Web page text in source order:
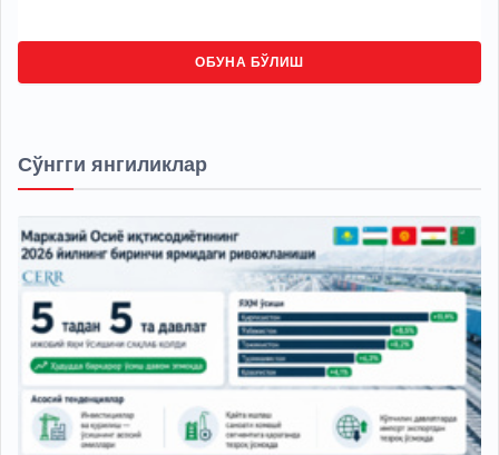
ОБУНА БЎЛИШ
Сўнгги янгиликлар